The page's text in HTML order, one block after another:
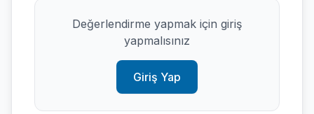
Değerlendirme yapmak için giriş
yapmalısınız
Giriş Yap